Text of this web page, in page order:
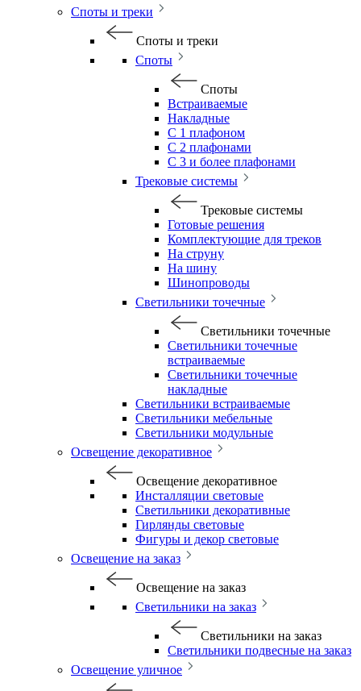
Споты и треки
Споты и треки
Споты
Споты
Встраиваемые
Накладные
С 1 плафоном
С 2 плафонами
С 3 и более плафонами
Трековые системы
Трековые системы
Готовые решения
Комплектующие для треков
На струну
На шину
Шинопроводы
Светильники точечные
Светильники точечные
Светильники точечные
встраиваемые
Светильники точечные
накладные
Светильники встраиваемые
Светильники мебельные
Светильники модульные
Освещение декоративное
Освещение декоративное
Инсталляции световые
Светильники декоративные
Гирлянды световые
Фигуры и декор световые
Освещение на заказ
Освещение на заказ
Светильники на заказ
Светильники на заказ
Светильники подвесные на заказ
Освещение уличное